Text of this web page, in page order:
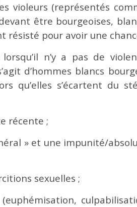
violeurs (représentés
être bourgeoises,
pour avoir une
n’y a pas de
d’hommes blancs
qu’elles s’écartent du
récente ;
» et une impunité/
sexuelles ;